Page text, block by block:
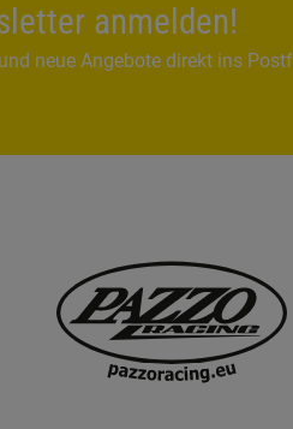
anmelden!
neue Angebote direkt ins